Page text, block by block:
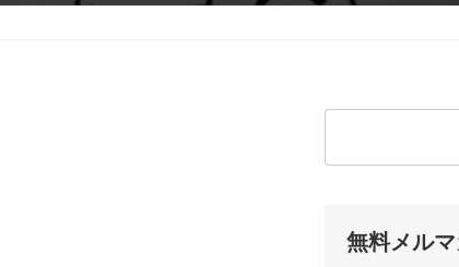
日
無料メル